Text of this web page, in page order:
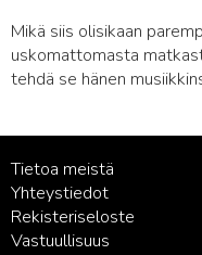
Mikä siis olisikaan
uskomattomasta
tehdä se hänen
Tietoa meistä
Yhteystiedot
Rekisteriseloste
Vastuullisuus